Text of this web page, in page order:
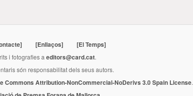
[Enllaços] [El Temps]
i fotografies a editors@card.cat.
són responsabilitat dels seus autors.
Commons Attribution-NonCommercial-NoDerivs 3.0 Spain License.